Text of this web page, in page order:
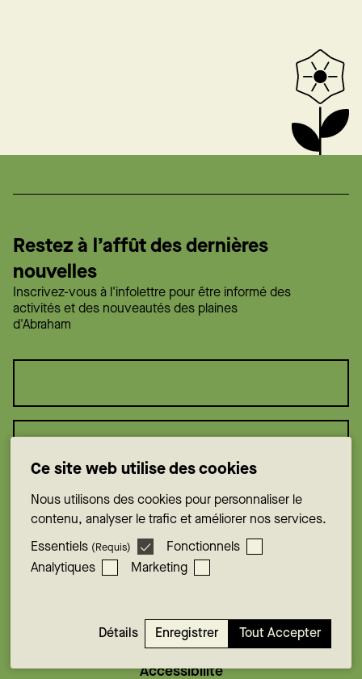
Restez à l’affût des dernières
nouvelles
Inscrivez-vous à l'infolettre pour être informé des
activités et des nouveautés des plaines
d'Abraham
courriel de la part des plaines d'Abraham.
M'abonner
Accessibilité
Ce site web utilise des cookies
Nous utilisons des cookies pour personnaliser le
contenu, analyser le trafic et améliorer nos services.
Essentiels (Requis)
Fonctionnels
Analytiques
Marketing
Détails Enregistrer Tout Accepter